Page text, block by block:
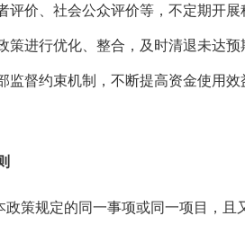
评价、社会公众评价等，不定期开
策进行优化、整合，及时清退未达
监督约束机制，不断提高资金使用效
政策规定的同一事项或同一项目，